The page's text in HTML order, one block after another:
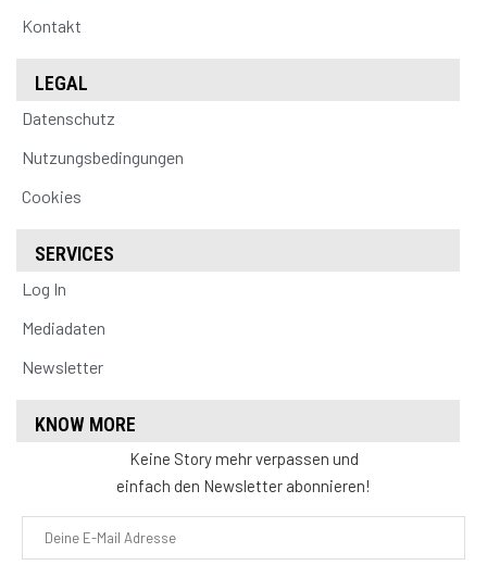
Kontakt
LEGAL
Datenschutz
Nutzungsbedingungen
Cookies
SERVICES
Log In
Mediadaten
Newsletter
KNOW MORE
Keine Story mehr verpassen und
einfach den Newsletter abonnieren!